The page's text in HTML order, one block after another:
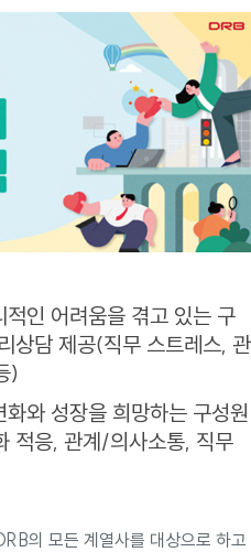
인 어려움을 겪고 있는 구
상담 제공(직무 스트레스, 관
)
와 성장을 희망하는 구성원
적응, 관계/의사소통, 직무
의 모든 계열사를 대상으로 하고